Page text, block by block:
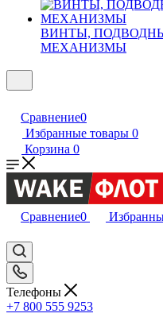
ВИНТЫ,
МЕХАНИЗМЫ
Сравнение0
Избранные товары 0
Корзина 0
Сравнение0
Телефоны
+7 800 555 9253